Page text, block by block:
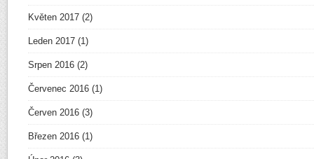
Květen 2017 (2)
Leden 2017 (1)
Srpen 2016 (2)
Červenec 2016 (1)
Červen 2016 (3)
Březen 2016 (1)